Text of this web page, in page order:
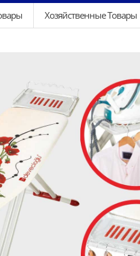
Хозяйственные Товары